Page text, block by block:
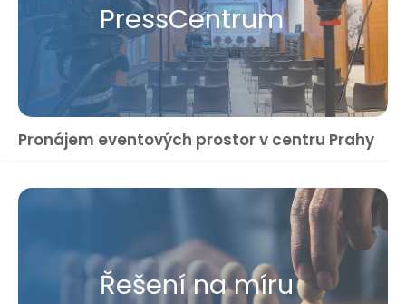
Press​Centrum
Pronájem eventových prostor v centru Prahy
Řešení na míru